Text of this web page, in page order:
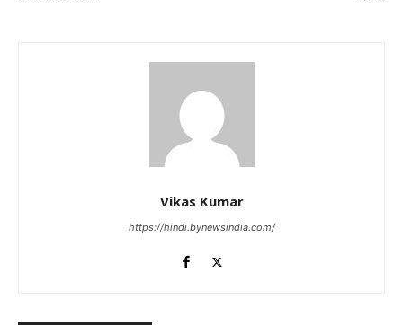
Vikas Kumar
https://hindi.bynewsindia.com/